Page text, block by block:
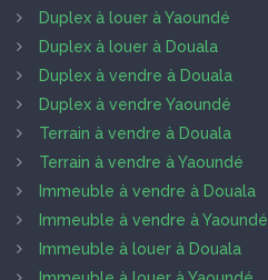
Duplex à louer à Yaoundé
Duplex à louer à Douala
Duplex à vendre à Douala
Duplex à vendre Yaoundé
Terrain à vendre à Douala
Terrain à vendre à Yaoundé
Immeuble à vendre à Douala
Immeuble à vendre à Yaoundé
Immeuble à louer à Douala